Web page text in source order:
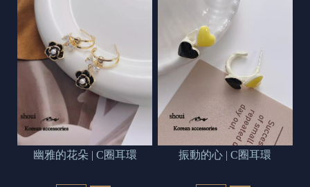
幽雅的花朵 | C圈耳環 振動的心 | C圈耳環